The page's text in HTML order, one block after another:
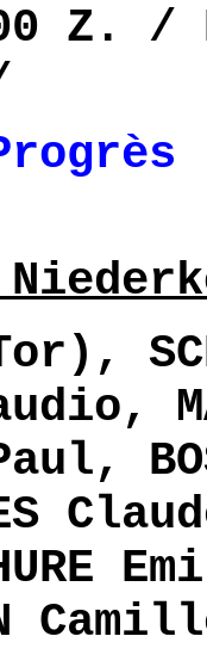
Z. /